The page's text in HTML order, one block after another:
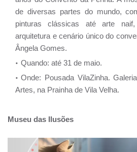
de diversas partes do mundo,
pinturas clássicas até arte
arquitetura e cenário único do
Ângela Gomes.
Quando: até 31 de maio.
Onde: Pousada VilaZinha.
Artes, na Prainha de Vila Velha.
Museu das Ilusões